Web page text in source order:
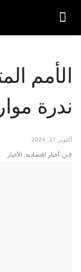
الأمم
ندرة
أكتوبر 17, 2024
في أخبار اقتصادية الأخبار